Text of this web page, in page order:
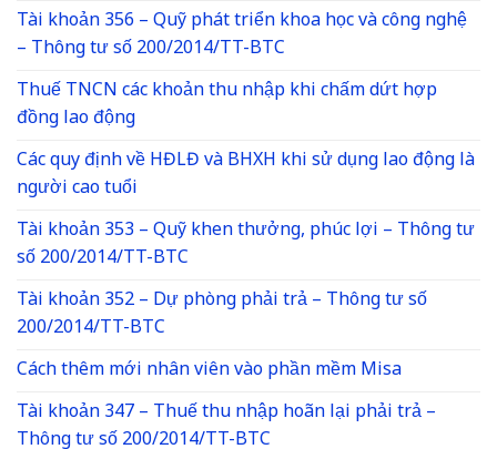
Tài khoản 356 – Quỹ phát triển khoa học và công nghệ
– Thông tư số 200/2014/TT-BTC
Thuế TNCN các khoản thu nhập khi chấm dứt hợp
đồng lao động
Các quy định về HĐLĐ và BHXH khi sử dụng lao động là
người cao tuổi
Tài khoản 353 – Quỹ khen thưởng, phúc lợi – Thông tư
số 200/2014/TT-BTC
Tài khoản 352 – Dự phòng phải trả – Thông tư số
200/2014/TT-BTC
Cách thêm mới nhân viên vào phần mềm Misa
Tài khoản 347 – Thuế thu nhập hoãn lại phải trả –
Thông tư số 200/2014/TT-BTC